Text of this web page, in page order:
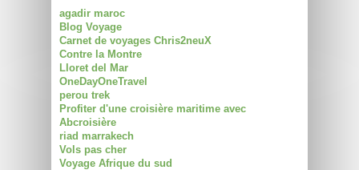
agadir maroc
Blog Voyage
Carnet de voyages Chris2neuX
Contre la Montre
Lloret del Mar
OneDayOneTravel
perou trek
Profiter d'une croisière maritime avec
Abcroisière
riad marrakech
Vols pas cher
Voyage Afrique du sud